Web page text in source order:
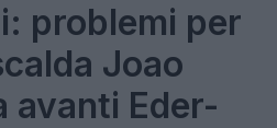
problemi per
Joao
avanti Eder-